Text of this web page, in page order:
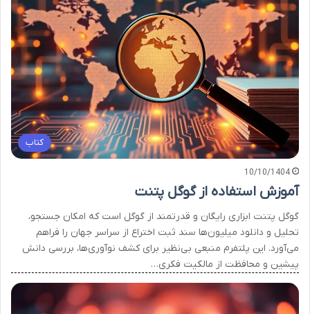
کتاب
10/10/1404
آموزش استفاده از گوگل پتنت
گوگل پتنت ابزاری رایگان و قدرتمند از گوگل است که امکان جستجو،
تحلیل و دانلود میلیون‌ها سند ثبت اختراع از سراسر جهان را فراهم
می‌آورد. این پلتفرم منبعی بی‌نظیر برای کشف نوآوری‌ها، بررسی دانش
پیشین و محافظت از مالکیت فکری…